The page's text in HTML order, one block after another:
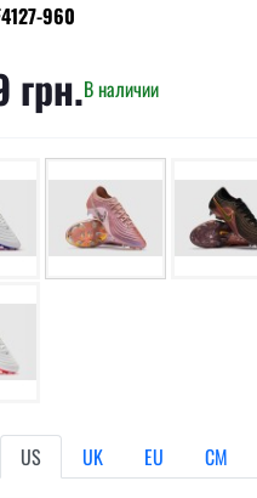
960
грн.В наличии
US UK EU СМ